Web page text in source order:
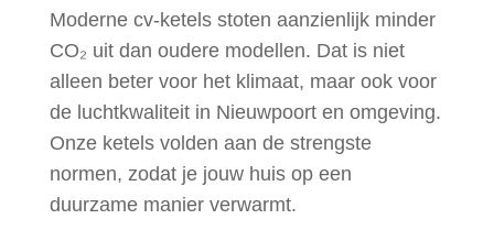
Moderne cv-ketels stoten aanzienlijk minder
CO₂ uit dan oudere modellen. Dat is niet
alleen beter voor het klimaat, maar ook voor
de luchtkwaliteit in Nieuwpoort en omgeving.
Onze ketels volden aan de strengste
normen, zodat je jouw huis op een
duurzame manier verwarmt.